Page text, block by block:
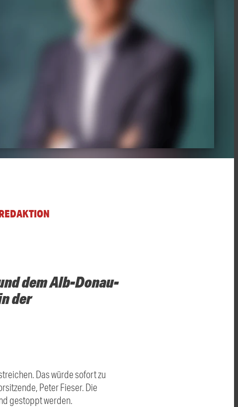
dem Alb-Donau-
der
Das würde sofort zu
Peter Fieser. Die
gestoppt werden.